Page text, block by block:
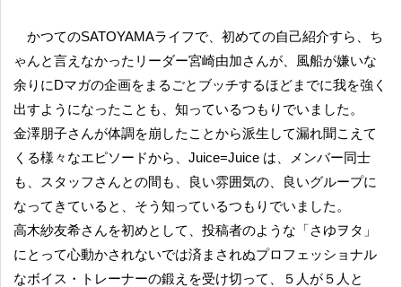
かつてのSATOYAMAライフで、初めての自己紹介すら、ち
ゃんと言えなかったリーダー宮崎由加さんが、風船が嫌いな
余りにDマガの企画をまるごとブッチするほどまでに我を強く
出すようになったことも、知っているつもりでいました。
金澤朋子さんが体調を崩したことから派生して漏れ聞こえて
くる様々なエピソードから、Juice=Juice は、メンバー同士
も、スタッフさんとの間も、良い雰囲気の、良いグループに
なってきていると、そう知っているつもりでいました。
高木紗友希さんを初めとして、投稿者のような「さゆヲタ」
にとって心動かされないでは済まされぬプロフェッショナル
なボイス・トレーナーの鍛えを受け切って、５人が５人と